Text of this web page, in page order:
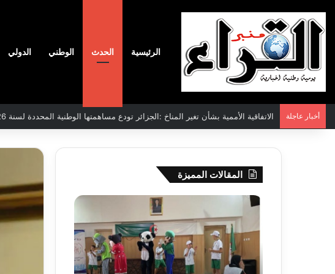
الرئيسية الحدث الوطني الدولي
أخبار عاجلة الاتفاقية الأممية بشأن تغير المناخ :الجزائر تودع مساهمتها الوطنية المحددة لسنة 2026
المقالات المميزة
سحب
التمهيدي
إفريقيا
2026-08-03